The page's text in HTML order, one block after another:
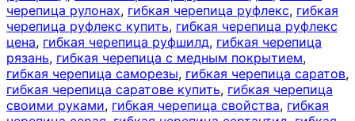
черепица рулонах, гибкая черепица руфлекс, гибкая
черепица руфлекс купить, гибкая черепица руфлекс
цена, гибкая черепица руфшилд, гибкая черепица
рязань, гибкая черепица с медным покрытием,
гибкая черепица саморезы, гибкая черепица саратов,
гибкая черепица саратове купить, гибкая черепица
своими руками, гибкая черепица свойства, гибкая